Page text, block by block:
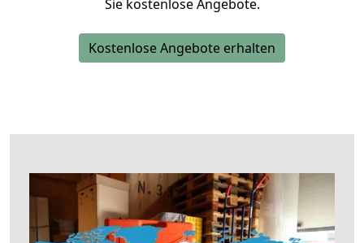
Sie kostenlose Angebote.
Kostenlose Angebote erhalten